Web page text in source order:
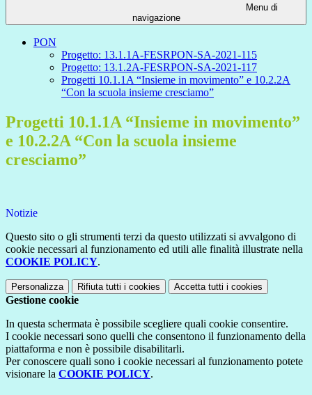
Menu di
navigazione
PON
Progetto: 13.1.1A-FESRPON-SA-2021-115
Progetto: 13.1.2A-FESRPON-SA-2021-117
Progetti 10.1.1A “Insieme in movimento” e 10.2.2A
“Con la scuola insieme cresciamo”
Progetti 10.1.1A “Insieme in movimento”
e 10.2.2A “Con la scuola insieme
cresciamo”
Notizie
Questo sito o gli strumenti terzi da questo utilizzati si avvalgono di
cookie necessari al funzionamento ed utili alle finalità illustrate nella
COOKIE POLICY.
Personalizza Rifiuta tutti i cookies Accetta tutti i cookies
Gestione cookie
In questa schermata è possibile scegliere quali cookie consentire.
I cookie necessari sono quelli che consentono il funzionamento della
piattaforma e non è possibile disabilitarli.
Per conoscere quali sono i cookie necessari al funzionamento potete
visionare la COOKIE POLICY.